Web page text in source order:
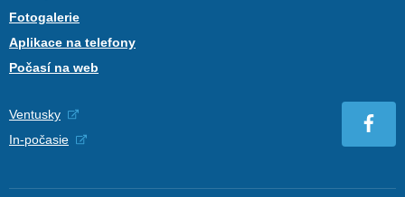
Fotogalerie
Aplikace na telefony
Počasí na web
Ventusky
In-počasie